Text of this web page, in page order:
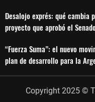
Desalojo exprés: qué
proyecto que aprobó el
“Fuerza Suma”: el nuevo
plan de desarrollo para la
Copyright 2025 ©